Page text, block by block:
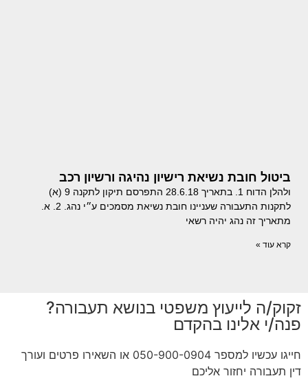
ביטול חובת נשיאת רישיון נהיגה ורשיון רכב
ולהלן הדוח 1. בתאריך 28.6.18 התפרסם תיקון לתקנה 9 (א)
לתקנות התעבורה שעניינו חובת נשיאת מסמכים ע״י נהג. 2. א.
מתאריך זה נהג יהיה רשאי
קרא עוד »
זקוק/ה לייעוץ משפטי בנושא תעבורה?
פנה/י אלינו בהקדם
חייגו עכשיו למספר 050-900-0904 או השאירו פרטים ועורך
דין תעבורה יחזור אליכם